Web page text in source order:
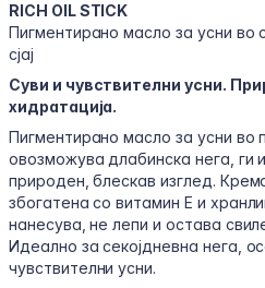
RICH OIL STICK
Пигментирано масло за усни во
сјај
Суви и чувствителни усни.
хидратација.
Пигментирано масло за усни во
овозможува длабинска нега, ги
природен, блескав изглед.
збогатена со витамин Е и
нанесува, не лепи и остава
Идеално за секојдневна нега,
чувствителни усни.